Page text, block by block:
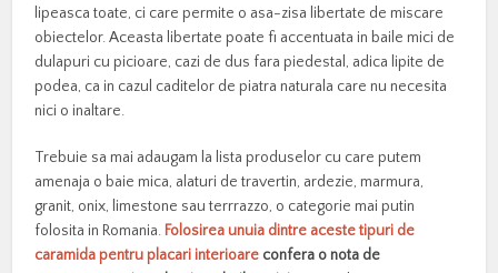
lipeasca toate, ci care permite o asa-zisa libertate de miscare
obiectelor. Aceasta libertate poate fi accentuata in baile mici de
dulapuri cu picioare, cazi de dus fara piedestal, adica lipite de
podea, ca in cazul caditelor de piatra naturala care nu necesita
nici o inaltare.
Trebuie sa mai adaugam la lista produselor cu care putem
amenaja o baie mica, alaturi de travertin, ardezie, marmura,
granit, onix, limestone sau terrrazzo, o categorie mai putin
folosita in Romania. Folosirea unuia dintre aceste tipuri de
caramida pentru placari interioare confera o nota de